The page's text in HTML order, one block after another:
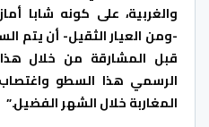
والغربية، على كونه شابا
-ومن العيار الثقيل- أن يتم
قبل المشارقة من خلال
الرسمي هذا السطو
المغاربة خلال الشهر الفضيل.”